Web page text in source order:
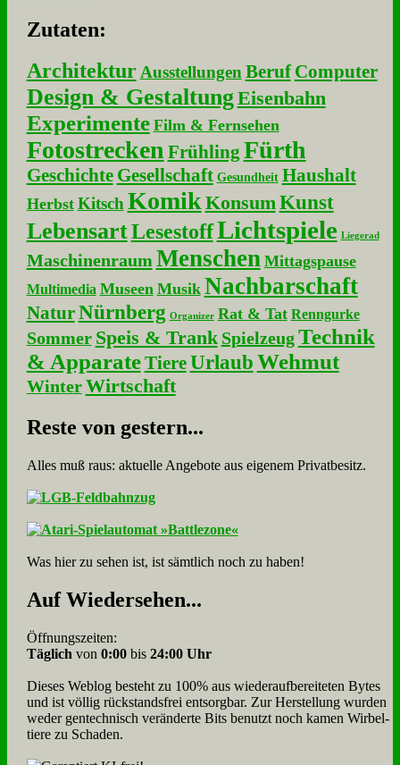
Zu­ta­ten:
Architektur Ausstellungen Beruf Computer
Design & GestaltungEisenbahn
Experimente Film & Fernsehen
Fotostrecken Frühling Fürth
Geschichte Gesellschaft Gesundheit Haushalt
Herbst Kitsch KomikKonsumKunst
LebensartLesestoffLichtspiele Liegerad
Maschinenraum Menschen Mittagspause
Multimedia Museen Musik Nachbarschaft
NaturNürnberg Organizer Rat & Tat Renngurke
Sommer Speis & Trank Spielzeug Technik
& Apparate Tiere UrlaubWehmut
Winter Wirtschaft
Re­ste von ge­stern...
Alles muß raus: aktuelle An­ge­bo­te aus eigenem Privatbesitz.
Was hier zu sehen ist, ist sämt­lich noch zu haben!
Auf Wie­der­se­hen...
Öffnungszeiten:
Täglich von 0:00bis 24:00 Uhr
Dieses Weblog besteht zu 100% aus wie­der­auf­bereite­ten Bytes
und ist völlig rück­stands­frei ent­sorg­bar. Zur Herstellung wurden
weder gen­tech­nisch veränderte Bits benutzt noch kamen Wir­bel­
tiere zu Scha­den.